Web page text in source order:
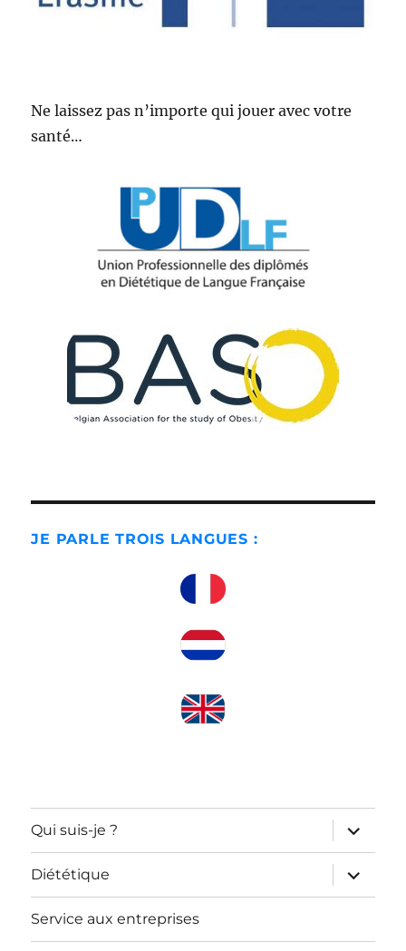
Ne laissez pas n’importe qui jouer avec votre
santé…
JE PARLE TROIS LANGUES :
Qui suis-je ?
ouvrir
le
sous-
menu
Diététique
ouvrir
le
sous-
Service aux entreprises